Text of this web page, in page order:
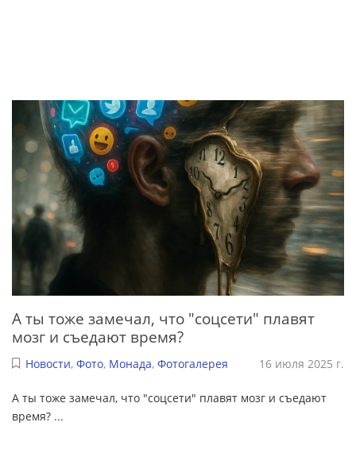
А ты тоже замечал, что "соцсети" плавят
мозг и съедают время?
Новости, Фото, Монада, Фотогалерея 16 июля 2025 г.
А ты тоже замечал, что "соцсети" плавят мозг и съедают
время? ...